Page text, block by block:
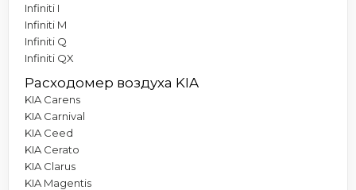
Infiniti I
Infiniti M
Infiniti Q
Infiniti QX
Расходомер воздуха KIA
KIA Carens
KIA Carnival
KIA Ceed
KIA Cerato
KIA Clarus
KIA Magentis